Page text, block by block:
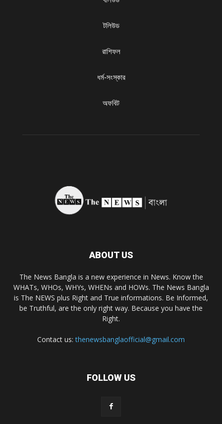
টলিউড
রাশিফল
ধৰ্ম-সংস্কার
অফবিট
ABOUT US
The News Bangla is a new experience in News. Know the
WHATs, WHOs, WHYs, WHENs and HOWs. The News Bangla
is The NEWS plus Right and True informations. Be Informed,
be Truthful, are the only right way. Because you have the
Right.
Contact us:thenewsbanglaofficial@gmail.com
FOLLOW US